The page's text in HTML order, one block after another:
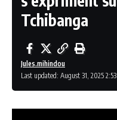
Tchibanga
Last updated: August 31, 2025
Jules.mihindou